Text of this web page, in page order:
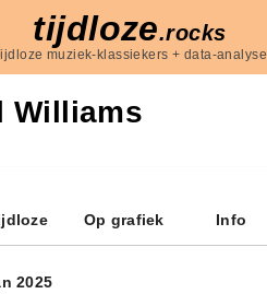
tijdloze.rocks
muziek-klassiekers + data-analyse
Williams
Op grafiek Info
2025